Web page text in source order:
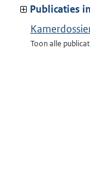
van:
Publicaties
Toon alle